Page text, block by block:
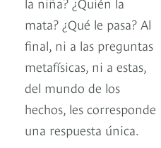
mata? ¿Qué le pasa? Al
final, ni a las preguntas
metafísicas, ni a estas,
del mundo de los
hechos, les corresponde
una respuesta única.